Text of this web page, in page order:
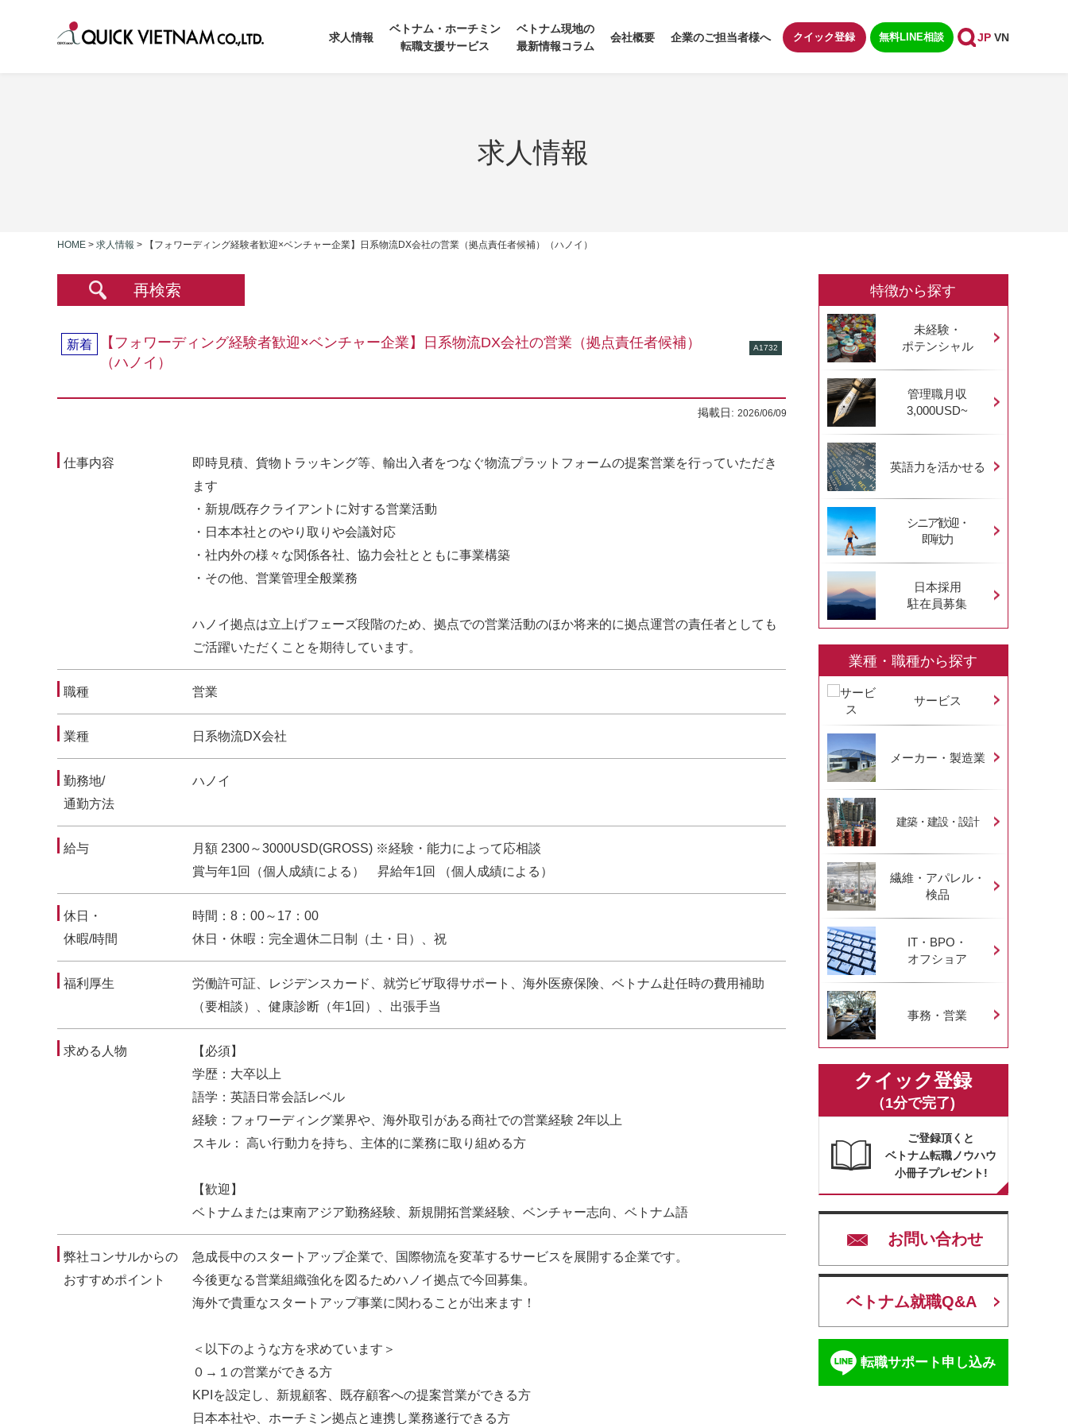
求人情報
ベトナム・ホーチミン
転職支援サービス
ベトナム現地の
最新情報コラム
会社概要 企業のご担当者様へ クイック登録 無料LINE相談 JP VN
求人情報
HOME > 求人情報 > 【フォワーディング経験者歓迎×ベンチャー企業】日系物流DX会社の営業（拠点責任者候補）（ハノイ）
再検索
新着
【フォワーディング経験者歓迎×ベンチャー企業】日系物流DX会社の営業（拠点責任者候補）
（ハノイ）
A1732
掲載日: 2026/06/09
仕事内容
即時見積、貨物トラッキング等、輸出入者をつなぐ物流プラットフォームの提案営業を行っていただき
ます
・新規/既存クライアントに対する営業活動
・日本本社とのやり取りや会議対応
・社内外の様々な関係各社、協力会社とともに事業構築
・その他、営業管理全般業務
ハノイ拠点は立上げフェーズ段階のため、拠点での営業活動のほか将来的に拠点運営の責任者としても
ご活躍いただくことを期待しています。
職種 営業
業種 日系物流DX会社
勤務地/
通勤方法
ハノイ
給与
月額 2300～3000USD(GROSS) ※経験・能力によって応相談
賞与年1回（個人成績による） 昇給年1回 （個人成績による）
休日・
休暇/時間
時間：8：00～17：00
休日・休暇：完全週休二日制（土・日）、祝
福利厚生
労働許可証、レジデンスカード、就労ビザ取得サポート、海外医療保険、ベトナム赴任時の費用補助
（要相談）、健康診断（年1回）、出張手当
求める人物
【必須】
学歴：大卒以上
語学：英語日常会話レベル
経験：フォワーディング業界や、海外取引がある商社での営業経験 2年以上
スキル： 高い行動力を持ち、主体的に業務に取り組める方
【歓迎】
ベトナムまたは東南アジア勤務経験、新規開拓営業経験、ベンチャー志向、ベトナム語
弊社コンサルからの
おすすめポイント
急成長中のスタートアップ企業で、国際物流を変革するサービスを展開する企業です。
今後更なる営業組織強化を図るためハノイ拠点で今回募集。
海外で貴重なスタートアップ事業に関わることが出来ます！
＜以下のような方を求めています＞
０→１の営業ができる方
KPIを設定し、新規顧客、既存顧客への提案営業ができる方
日本本社や、ホーチミン拠点と連携し業務遂行できる方
特徴から探す
未経験・
ポテンシャル
管理職月収
3,000USD~
英語力を活かせる
シニア歓迎・
即戦力
日本採用
駐在員募集
業種・職種から探す
サービス
メーカー・製造業
建築・建設・設計
繊維・アパレル・
検品
IT・BPO・
オフショア
事務・営業
クイック登録
（1分で完了)
ご登録頂くと
ベトナム転職ノウハウ
小冊子プレゼント!
お問い合わせ
ベトナム就職Q&A
転職サポート申し込み